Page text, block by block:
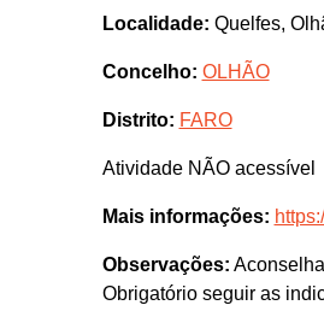
Localidade: Quelfes,
Concelho: OLHÃO
Distrito: FARO
Atividade NÃO acessível
Mais informações:
Observações:
Obrigatório seguir as